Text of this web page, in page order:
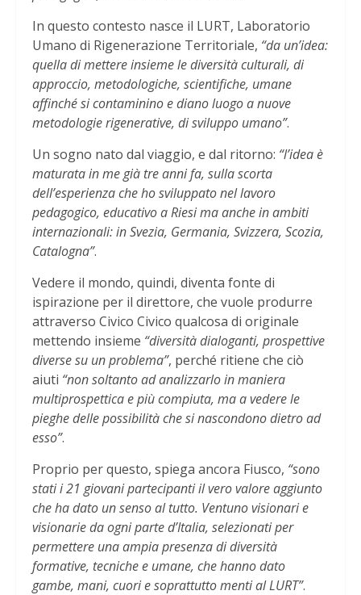
In questo contesto nasce il LURT, Laboratorio
Umano di Rigenerazione Territoriale, “da un’idea:
quella di mettere insieme le diversità culturali, di
approccio, metodologiche, scientifiche, umane
affinché si contaminino e diano luogo a nuove
metodologie rigenerative, di sviluppo umano”.
Un sogno nato dal viaggio, e dal ritorno: “l’idea è
maturata in me già tre anni fa, sulla scorta
dell’esperienza che ho sviluppato nel lavoro
pedagogico, educativo a Riesi ma anche in ambiti
internazionali: in Svezia, Germania, Svizzera, Scozia,
Catalogna”.
Vedere il mondo, quindi, diventa fonte di
ispirazione per il direttore, che vuole produrre
attraverso Civico Civico qualcosa di originale
mettendo insieme “diversità dialoganti, prospettive
diverse su un problema”, perché ritiene che ciò
aiuti “non soltanto ad analizzarlo in maniera
multiprospettica e più compiuta, ma a vedere le
pieghe delle possibilità che si nascondono dietro ad
esso”.
Proprio per questo, spiega ancora Fiusco, “sono
stati i 21 giovani partecipanti il vero valore aggiunto
che ha dato un senso al tutto. Ventuno visionari e
visionarie da ogni parte d’Italia, selezionati per
permettere una ampia presenza di diversità
formative, tecniche e umane, che hanno dato
gambe, mani, cuori e soprattutto menti al LURT”.